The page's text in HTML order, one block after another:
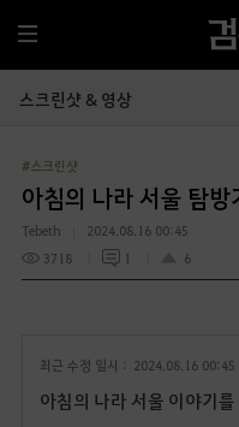
전
체
메
스크린샷 & 영상
#스크린샷
아침의 나라 서울 탐방
Tebeth
2024.08.16 00:45
3718
1 6
최근 수정 일시 : 2024.08.16 00:45
아침의 나라 서울 이야기